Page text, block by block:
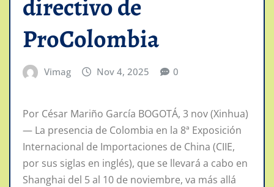
directivo de
ProColombia
Vimag Nov 4, 2025 0
Por César Mariño García BOGOTÁ, 3 nov (Xinhua)
— La presencia de Colombia en la 8ª Exposición
Internacional de Importaciones de China (CIIE,
por sus siglas en inglés), que se llevará a cabo en
Shanghai del 5 al 10 de noviembre, va más allá